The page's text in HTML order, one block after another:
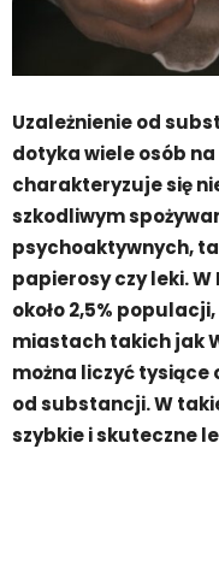
Uzależnienie od
dotyka wiele osób
charakteryzuje się
szkodliwym
psychoaktywnych,
papierosy czy leki.
około 2,5%
miastach takich jak
można liczyć
od substancji. W
szybkie i skuteczne